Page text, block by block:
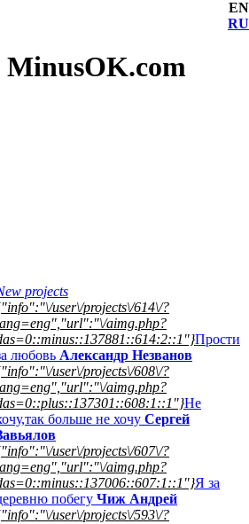
EN
RU
MinusOK.com
projects
user\/projects\/614\/?
aimg.php?
Прости
любовь Александр Незванов
user\/projects\/608\/?
aimg.php?
Не
больше не хочу Сергей
user\/projects\/607\/?
aimg.php?
Я за
побегу Чиж Андрей
user\/projects\/593\/?